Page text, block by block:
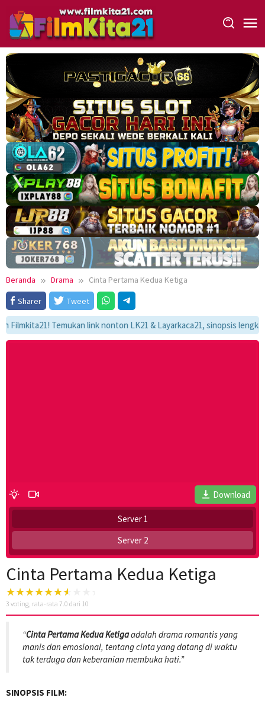
konten
Beranda Drama
Cinta Pertama Kedua Ketiga
Sharer
Tweet
Temukan link nonton LK21 & Layarkaca21, sinopsis
Download
Server 1
Server 2
Cinta Pertama Kedua Ketiga
3 voting, rata-rata 7.0 dari 10
“Cinta Pertama Kedua Ketigaadalah drama romantis yang
manis dan emosional, tentang cinta yang datang di waktu
tak terduga dan keberanian membuka hati.”
SINOPSIS FILM: